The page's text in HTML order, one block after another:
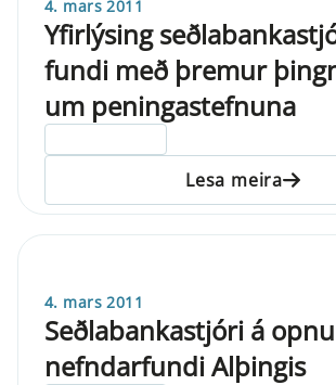
4. mars 2011
Yfirlýsing
fundi með þremur
um peningastefnuna
Lesa meira
4. mars 2011
Seðlabankastjóri á
nefndarfundi Alþingis